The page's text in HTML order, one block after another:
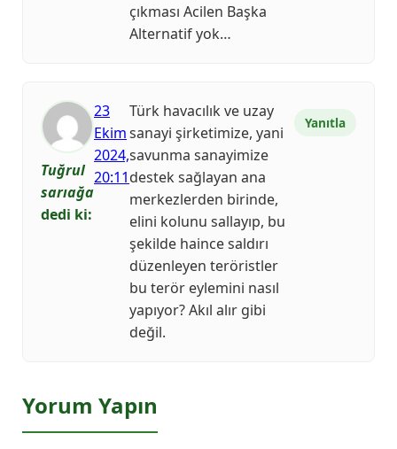
çıkması Acilen Başka
Alternatif yok…
Tuğrul
sarıağa
dedi ki:
23
Ekim
2024,
20:11
Türk havacılık ve uzay
sanayi şirketimize, yani
savunma sanayimize
destek sağlayan ana
merkezlerden birinde,
elini kolunu sallayıp, bu
şekilde haince saldırı
düzenleyen teröristler
bu terör eylemini nasıl
yapıyor? Akıl alır gibi
değil.
Yanıtla
Yorum Yapın